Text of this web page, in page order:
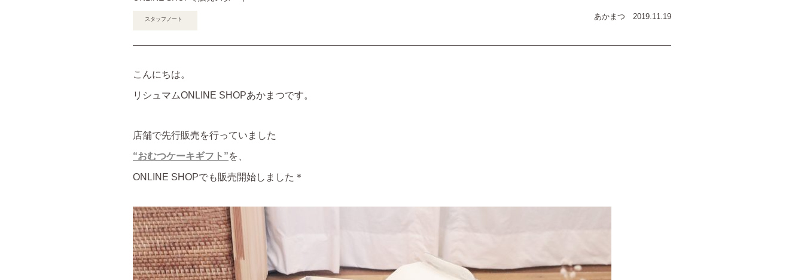
スタッフノート あかまつ 2019.11.19
こんにちは。
リシュマムONLINE SHOPあかまつです。
店舗で先行販売を行っていました
“おむつケーキギフト”を、
ONLINE SHOPでも販売開始しました＊